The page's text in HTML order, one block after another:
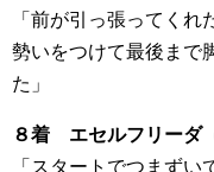
「前が引っ張ってく
勢いをつけて最後まで
た」
８着 エセルフリーダ
「スタートでつまず